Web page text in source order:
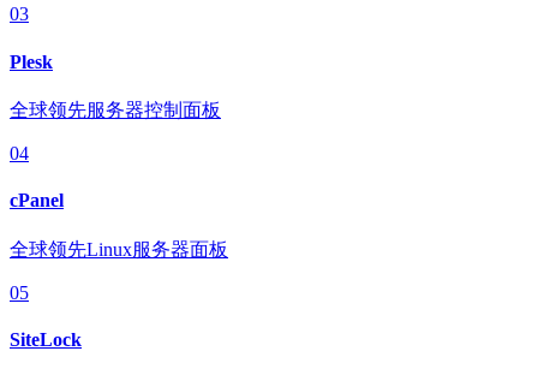
03
Plesk
全球领先服务器控制面板
04
cPanel
全球领先Linux服务器面板
05
SiteLock